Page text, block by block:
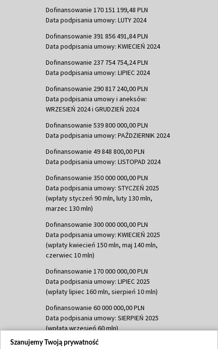
Dofinansowanie 170 151 199,48 PLN
Data podpisania umowy: LUTY 2024
Dofinansowanie 391 856 491,84 PLN
Data podpisania umowy: KWIECIEŃ 2024
Dofinansowanie 237 754 754,24 PLN
Data podpisania umowy: LIPIEC 2024
Dofinansowanie 290 817 240,00 PLN
Data podpisania umowy i aneksów:
WRZESIEŃ 2024 i GRUDZIEŃ 2024
Dofinansowanie 539 800 000,00 PLN
Data podpisania umowy: PAŹDZIERNIK 2024
Dofinansowanie 49 848 800,00 PLN
Data podpisania umowy: LISTOPAD 2024
Dofinansowanie 350 000 000,00 PLN
Data podpisania umowy: STYCZEŃ 2025
(wpłaty styczeń 90 mln, luty 130 mln,
marzec 130 mln)
Dofinansowanie 300 000 000,00 PLN
Data podpisania umowy: KWIECIEŃ 2025
(wpłaty kwiecień 150 mln, maj 140 mln,
czerwiec 10 mln)
Dofinansowanie 170 000 000,00 PLN
Data podpisania umowy: LIPIEC 2025
(wpłaty lipiec 160 mln, sierpień 10 mln)
Dofinansowanie 60 000 000,00 PLN
Data podpisania umowy: SIERPIEŃ 2025
(wpłata wrzesień 60 mln)
Dofinansowanie 635 783 051,21 PLN
Szanujemy Twoją prywatność